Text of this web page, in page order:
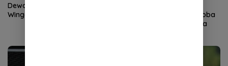
Dewa United Datangkan
Winger Anyar Asal Brasil
Agendakan 5 Laga Uji Coba
Selama TC di Yogyakarta